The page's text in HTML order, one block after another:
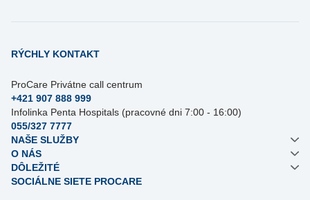
RÝCHLY KONTAKT
ProCare Privátne call centrum
+421 907 888 999
Infolinka Penta Hospitals (pracovné dni 7:00 - 16:00)
055/327 7777
NAŠE SLUŽBY
O NÁS
DÔLEŽITÉ
SOCIÁLNE SIETE PROCARE